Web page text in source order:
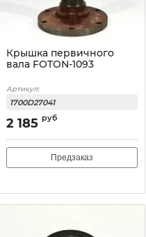
Крышка первичного
вала FOTON-1093
Артикул:
1700D27041
2 185 руб
Предзаказ